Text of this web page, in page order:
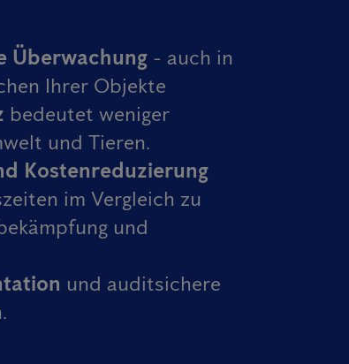
Überwachung - auch in
Ihrer Objekte
bedeutet weniger
und Tieren.
Kostenreduzierung
im Vergleich zu
und
und auditsichere